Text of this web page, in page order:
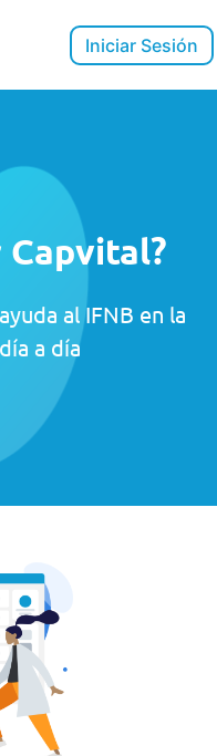
Iniciar Sesión
Capvital?
al IFNB en la
a día